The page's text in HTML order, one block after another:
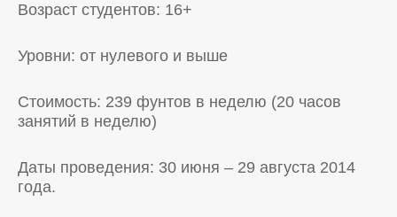
Возраст студентов: 16+
Уровни: от нулевого и выше
Стоимость: 239 фунтов в неделю (20 часов
занятий в неделю)
Даты проведения: 30 июня – 29 августа 2014
года.